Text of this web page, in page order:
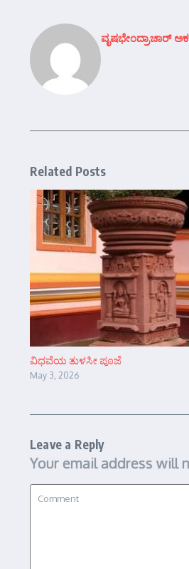
ವೃಷಭೇಂದ್ರಾಚಾರ್‍
Related Posts
ವಿಧವೆಯ ತುಳಸೀ ಪೂಜೆ
May 3, 2026
Leave a Reply
Your email address will